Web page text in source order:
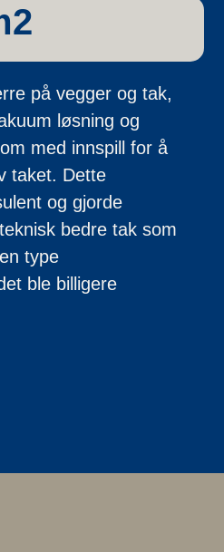
på vegger og tak,
løsning og
med innspillfor å
taket. Dette
oggjorde
bedretak som
type
ble billigere